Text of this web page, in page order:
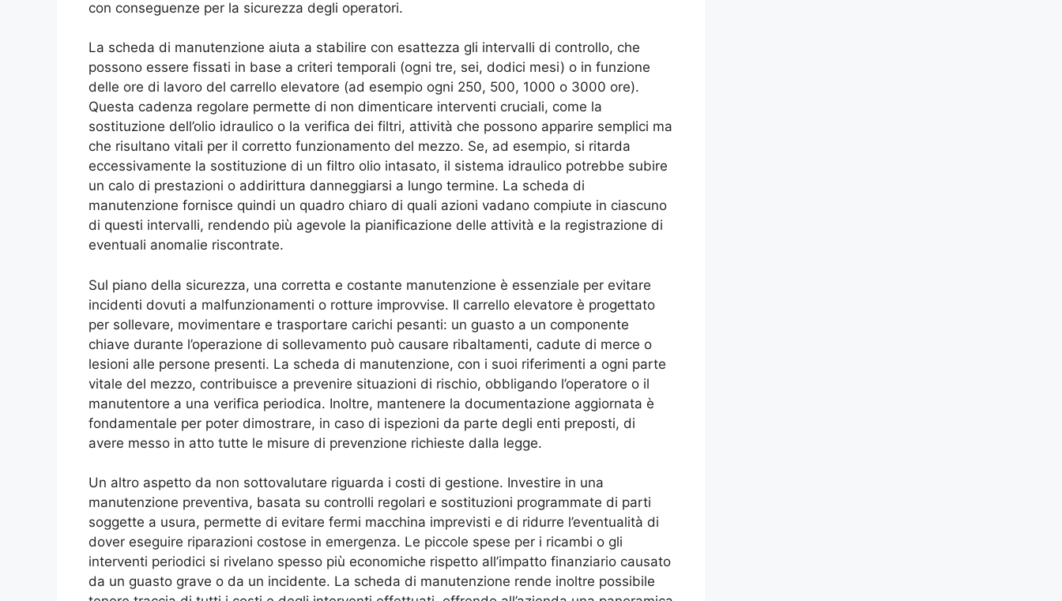
con conseguenze per la sicurezza degli operatori.
La scheda di manutenzione aiuta a stabilire con esattezza gli intervalli di controllo, che
possono essere fissati in base a criteri temporali (ogni tre, sei, dodici mesi) o in funzione
delle ore di lavoro del carrello elevatore (ad esempio ogni 250, 500, 1000 o 3000 ore).
Questa cadenza regolare permette di non dimenticare interventi cruciali, come la
sostituzione dell’olio idraulico o la verifica dei filtri, attività che possono apparire semplici ma
che risultano vitali per il corretto funzionamento del mezzo. Se, ad esempio, si ritarda
eccessivamente la sostituzione di un filtro olio intasato, il sistema idraulico potrebbe subire
un calo di prestazioni o addirittura danneggiarsi a lungo termine. La scheda di
manutenzione fornisce quindi un quadro chiaro di quali azioni vadano compiute in ciascuno
di questi intervalli, rendendo più agevole la pianificazione delle attività e la registrazione di
eventuali anomalie riscontrate.
Sul piano della sicurezza, una corretta e costante manutenzione è essenziale per evitare
incidenti dovuti a malfunzionamenti o rotture improvvise. Il carrello elevatore è progettato
per sollevare, movimentare e trasportare carichi pesanti: un guasto a un componente
chiave durante l’operazione di sollevamento può causare ribaltamenti, cadute di merce o
lesioni alle persone presenti. La scheda di manutenzione, con i suoi riferimenti a ogni parte
vitale del mezzo, contribuisce a prevenire situazioni di rischio, obbligando l’operatore o il
manutentore a una verifica periodica. Inoltre, mantenere la documentazione aggiornata è
fondamentale per poter dimostrare, in caso di ispezioni da parte degli enti preposti, di
avere messo in atto tutte le misure di prevenzione richieste dalla legge.
Un altro aspetto da non sottovalutare riguarda i costi di gestione. Investire in una
manutenzione preventiva, basata su controlli regolari e sostituzioni programmate di parti
soggette a usura, permette di evitare fermi macchina imprevisti e di ridurre l’eventualità di
dover eseguire riparazioni costose in emergenza. Le piccole spese per i ricambi o gli
interventi periodici si rivelano spesso più economiche rispetto all’impatto finanziario causato
da un guasto grave o da un incidente. La scheda di manutenzione rende inoltre possibile